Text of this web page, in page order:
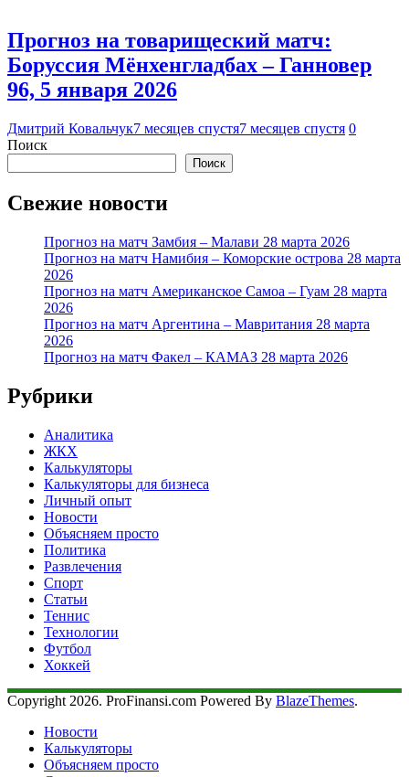
Прогноз на товарищеский матч:
Боруссия Мёнхенгладбах – Ганновер
96, 5 января 2026
Дмитрий Ковальчук7 месяцев спустя7 месяцев спустя 0
Поиск
Поиск
Свежие новости
Прогноз на матч Замбия – Малави 28 марта 2026
Прогноз на матч Намибия – Коморские острова 28 марта
2026
Прогноз на матч Американское Самоа – Гуам 28 марта
2026
Прогноз на матч Аргентина – Мавритания 28 марта
2026
Прогноз на матч Факел – КАМАЗ 28 марта 2026
Рубрики
Аналитика
ЖКХ
Калькуляторы
Калькуляторы для бизнеса
Личный опыт
Новости
Объясняем просто
Политика
Развлечения
Спорт
Статьи
Теннис
Технологии
Футбол
Хоккей
Copyright 2026. ProFinansi.com Powered By BlazeThemes.
Новости
Калькуляторы
Объясняем просто